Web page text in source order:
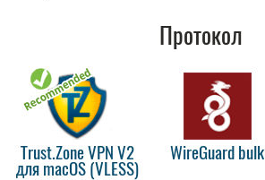
Протокол
Trust.Zone VPN V2
для macOS (VLESS)
WireGuard bulk